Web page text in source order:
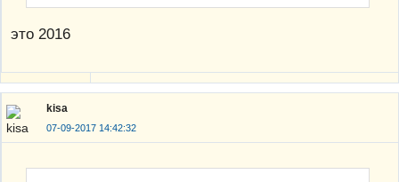
это 2016
kisa
07-09-2017 14:42:32